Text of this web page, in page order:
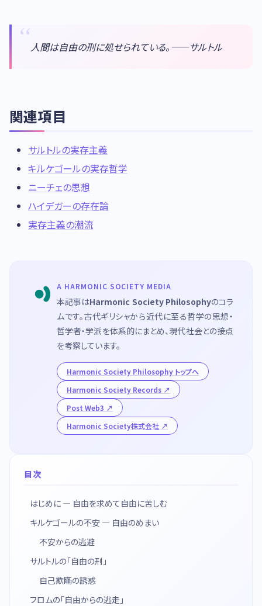
人間は自由の刑に処せられている。——サルトル
関連項目
サルトルの実存主義
キルケゴールの実存哲学
ニーチェの思想
ハイデガーの存在論
実存主義の潮流
A HARMONIC SOCIETY MEDIA
本記事はHarmonic Society Philosophyのコラ
ムです。古代ギリシャから近代に至る哲学の思想・
哲学者・学派を体系的にまとめ、現代社会との接点
を考察しています。
Harmonic Society Philosophy トップへ
Harmonic Society Records
Post Web3
Harmonic Society株式会社
目次
はじめに — 自由を求めて自由に苦しむ
キルケゴールの不安 — 自由のめまい
不安からの逃避
サルトルの「自由の刑」
自己欺瞞の誘惑
フロムの「自由からの逃走」